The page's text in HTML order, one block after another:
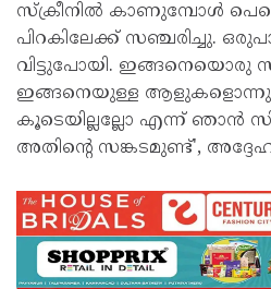
സ്‌ക്രീനിൽ കാണുമ്പോൾ
പിറകിലേക്ക് സഞ്ചരിച്ചു.
വിട്ടുപോയി. ഇങ്ങനെയൊരു
ഇങ്ങനെയുള്ള
കൂടെയില്ലല്ലോ എന്ന് ഞാൻ
അതിന്റെ സങ്കടമുണ്ട്',